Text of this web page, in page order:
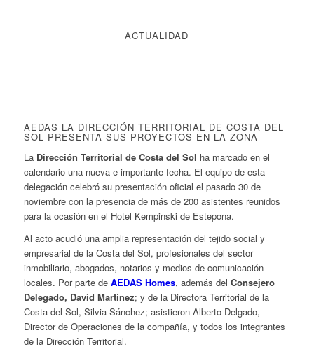
ACTUALIDAD
AEDAS LA DIRECCIÓN TERRITORIAL DE COSTA DEL
SOL PRESENTA SUS PROYECTOS EN LA ZONA
La Dirección Territorial de Costa del Sol ha marcado en el
calendario una nueva e importante fecha. El equipo de esta
delegación celebró su presentación oficial el pasado 30 de
noviembre con la presencia de más de 200 asistentes reunidos
para la ocasión en el Hotel Kempinski de Estepona.
Al acto acudió una amplia representación del tejido social y
empresarial de la Costa del Sol, profesionales del sector
inmobiliario, abogados, notarios y medios de comunicación
locales. Por parte de AEDAS Homes, además del Consejero
Delegado, David Martínez; y de la Directora Territorial de la
Costa del Sol, Silvia Sánchez; asistieron Alberto Delgado,
Director de Operaciones de la compañía, y todos los integrantes
de la Dirección Territorial.